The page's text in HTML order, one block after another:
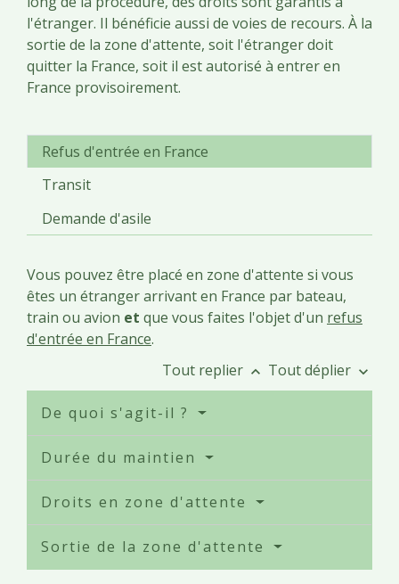
l'étranger. Il bénéficie aussi de voies de recours. À la
sortie de la zone d'attente, soit l'étranger doit
quitter la France, soit il est autorisé à entrer en
France provisoirement.
Refus d'entrée en France
Transit
Demande d'asile
Vous pouvez être placé en zone d'attente si vous
êtes un étranger arrivant en France par bateau,
train ou avion et que vous faites l'objet d'un refus
d'entrée en France.
Tout replier keyboard_arrow_up Tout déplier keyboard_arrow_down
De quoi s'agit-il ?
Durée du maintien
Droits en zone d'attente
Sortie de la zone d'attente